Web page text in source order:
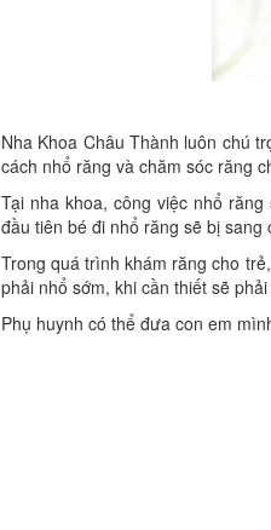
Nha Khoa Châu Thành luôn chú
cách nhổ răng và chăm sóc răng
Tại nha khoa, công việc nhổ
đầu tiên bé đi nhổ răng sẽ bị
Trong quá trình khám răng cho
phải nhổ sớm, khi cần thiết sẽ
Phụ huynh có thể đưa con em